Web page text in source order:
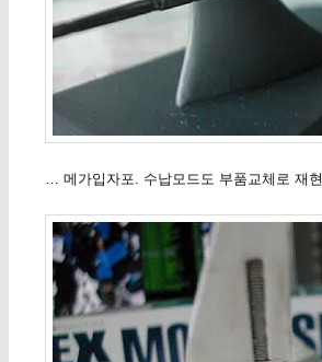
… 메가입자포. 수납모드도 부품교체로 재현.